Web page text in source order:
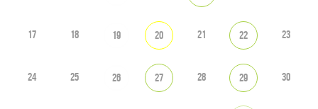
17 18 19 20 21 22 23
24 25 26 27 28 29 30